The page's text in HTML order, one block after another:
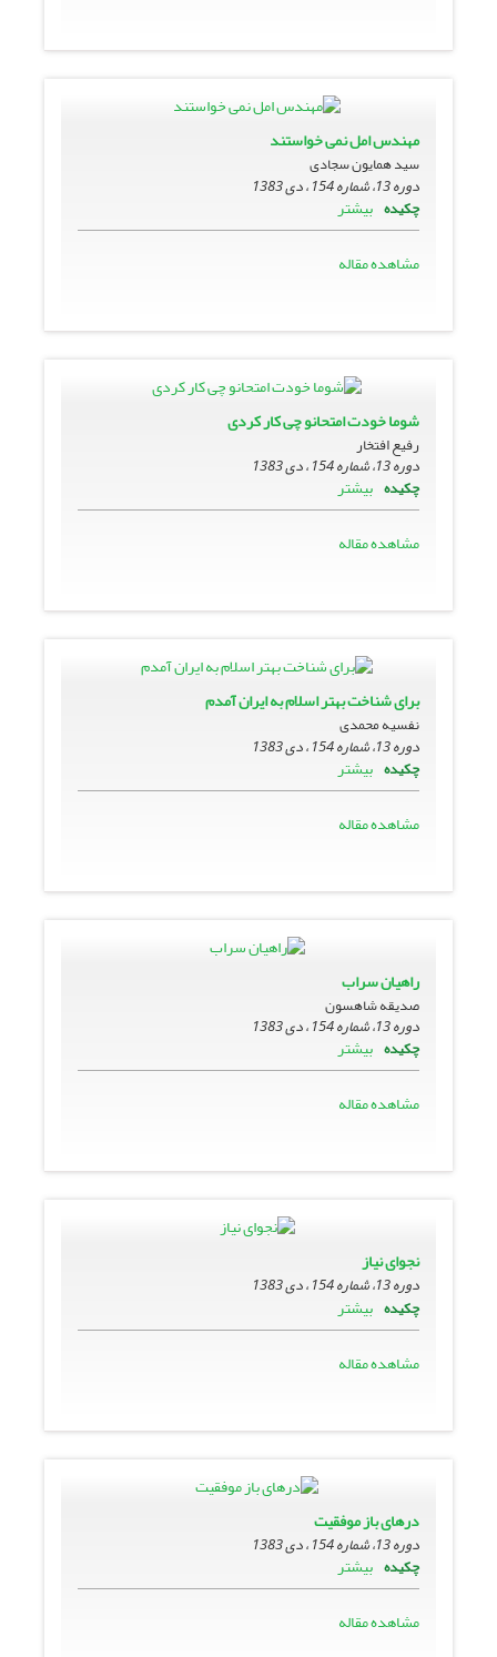
مهندس امل نمى خواستند
سید همایون سجادی
دوره 13، شماره 154 ، دی 1383
چکیده بیشتر
مشاهده مقاله
شوما خودت امتحانو چى کار کردى
رفیع افتخار
دوره 13، شماره 154 ، دی 1383
چکیده بیشتر
مشاهده مقاله
براى شناخت بهتر اسلام به ایران آمدم
نفسیه محمدی
دوره 13، شماره 154 ، دی 1383
چکیده بیشتر
مشاهده مقاله
راهیان سراب
صدیقه شاهسون
دوره 13، شماره 154 ، دی 1383
چکیده بیشتر
مشاهده مقاله
نجواى نیاز
دوره 13، شماره 154 ، دی 1383
چکیده بیشتر
مشاهده مقاله
درهاى باز موفقیت
دوره 13، شماره 154 ، دی 1383
چکیده بیشتر
مشاهده مقاله